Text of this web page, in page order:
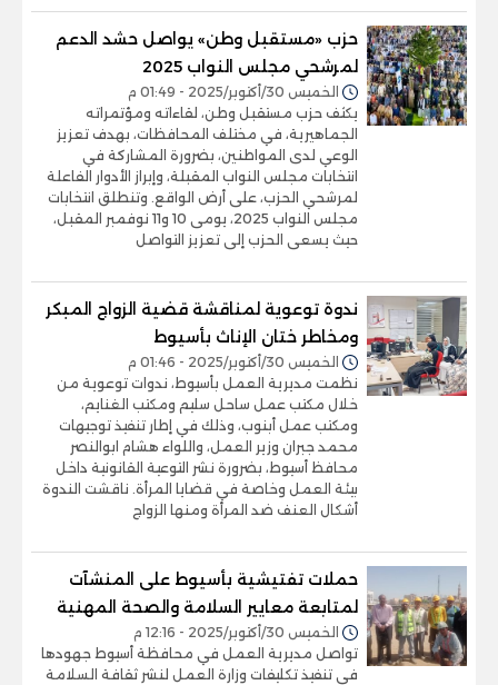
حزب «مستقبل وطن» يواصل حشد الدعم
لمرشحي مجلس النواب 2025
الخميس 30/أكتوبر/2025 - 01:49 م
يكثف حزب مستقبل وطن، لقاءاته ومؤتمراته
الجماهيرية، في مختلف المحافظات، بهدف تعزيز
الوعي لدى المواطنين، بضرورة المشاركة في
انتخابات مجلس النواب المقبلة، وإبراز الأدوار الفاعلة
لمرشحي الحزب، على أرض الواقع. وتنطلق انتخابات
مجلس النواب 2025، يومى 10 و11 نوفمبر المقبل،
حيث يسعى الحزب إلى تعزيز التواصل
ندوة توعوية لمناقشة قضية الزواج المبكر
ومخاطر ختان الإناث بأسيوط
الخميس 30/أكتوبر/2025 - 01:46 م
نظمت مديرية العمل بأسيوط، ندوات توعوية من
خلال مكتب عمل ساحل سليم ومكتب الغنايم،
ومكتب عمل أبنوب، وذلك في إطار تنفيذ توجيهات
محمد جبران وزير العمل، واللواء هشام ابوالنصر
محافظ أسيوط، بضرورة نشر التوعية القانونية داخل
بيئة العمل وخاصة في قضايا المرأة. ناقشت الندوة
أشكال العنف ضد المرأة ومنها الزواج
حملات تفتيشية بأسيوط على المنشآت
لمتابعة معايير السلامة والصحة المهنية
الخميس 30/أكتوبر/2025 - 12:16 م
تواصل مديرية العمل في محافظة أسيوط جهودها
في تنفيذ تكليفات وزارة العمل لنشر ثقافة السلامة